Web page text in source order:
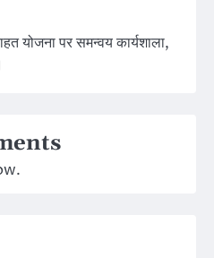
योजना पर समन्वय कार्यशाला,